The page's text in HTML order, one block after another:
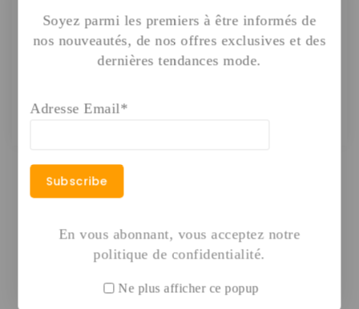
Pas de clients
Après la souscription à un
Soyez parmi les premiers à être informés de
nos nouveautés, de nos offres exclusives et des
dernières tendances mode.
Adresse Email*
En vous abonnant, vous acceptez notre
politique de confidentialité.
Ne plus afficher ce popup